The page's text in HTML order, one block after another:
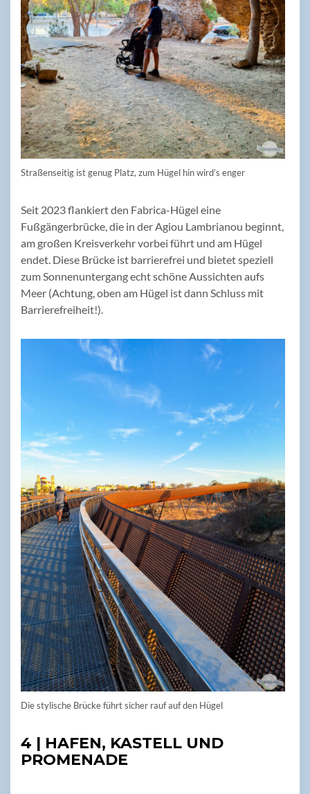
Straßenseitig ist genug Platz, zum Hügel hin wird’s enger
Seit 2023 flankiert den Fabrica-Hügel eine
Fußgängerbrücke, die in der Agiou Lambrianou beginnt,
am großen Kreisverkehr vorbei führt und am Hügel
endet. Diese Brücke ist barrierefrei und bietet speziell
zum Sonnenuntergang echt schöne Aussichten aufs
Meer (Achtung, oben am Hügel ist dann Schluss mit
Barrierefreiheit!).
Die stylische Brücke führt sicher rauf auf den Hügel
4 | HAFEN, KASTELL UND
PROMENADE